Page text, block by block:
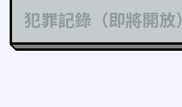
犯罪記錄（即將開放）